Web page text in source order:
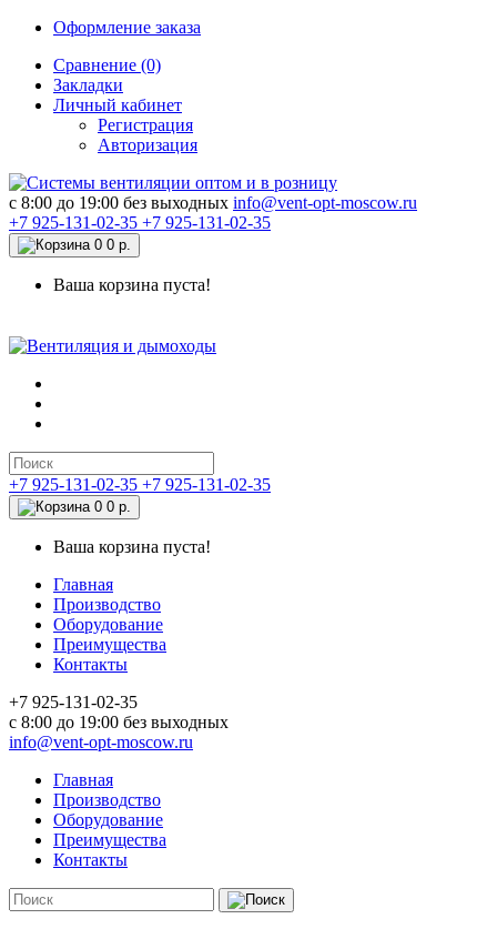
Оформление заказа
Сравнение (0)
Закладки
Личный кабинет
Регистрация
Авторизация
c 8:00 до 19:00 без выходных info@vent-opt-moscow.ru
+7 925-131-02-35 +7 925-131-02-35
0 0 р.
Ваша корзина пуста!
+7 925-131-02-35 +7 925-131-02-35
0 0 р.
Ваша корзина пуста!
Главная
Производство
Оборудование
Преимущества
Контакты
+7 925-131-02-35
c 8:00 до 19:00 без выходных
info@vent-opt-moscow.ru
Главная
Производство
Оборудование
Преимущества
Контакты